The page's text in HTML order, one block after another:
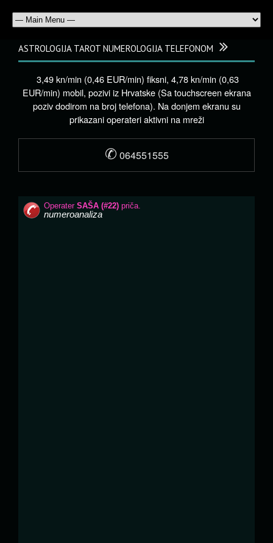
ASTROLOGIJA TAROT NUMEROLOGIJA TELEFONOM
3,49 kn/min (0,46 EUR/min) fiksni, 4,78 kn/min (0,63
EUR/min) mobil, pozivi iz Hrvatske (Sa touchscreen ekrana
poziv dodirom na broj telefona). Na donjem ekranu su
prikazani operateri aktivni na mreži
✆ 064551555